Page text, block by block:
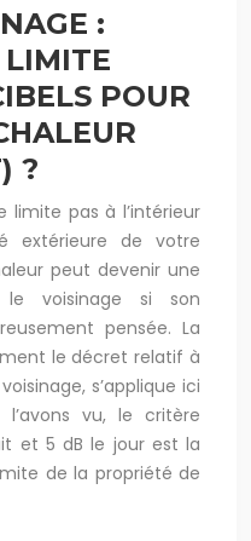
:
LIMITE
POUR
?
limite pas à l’intérieur
extérieure de votre
peut devenir une
voisinage si son
pensée. La
le décret relatif à
s’applique ici
vu, le critère
et 5 dB le jour est la
de la propriété de